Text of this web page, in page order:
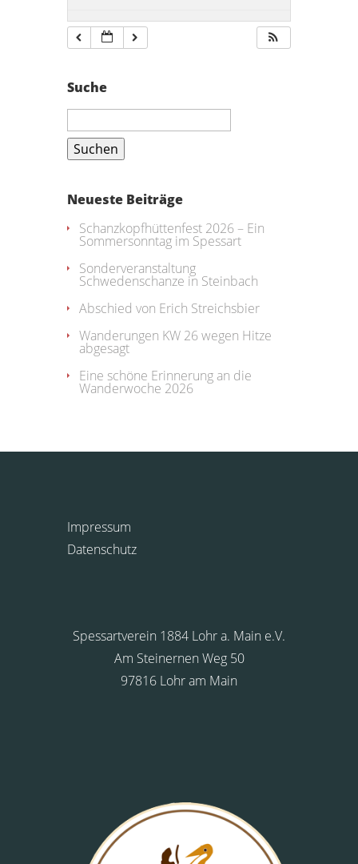
Suche
Suchen
Neueste Beiträge
Schanzkopfhüttenfest 2026 – Ein
Sommersonntag im Spessart
Sonderveranstaltung
Schwedenschanze in Steinbach
Abschied von Erich Streichsbier
Wanderungen KW 26 wegen Hitze
abgesagt
Eine schöne Erinnerung an die
Wanderwoche 2026
Impressum
Datenschutz
Spessartverein 1884 Lohr a. Main e.V.
Am Steinernen Weg 50
97816 Lohr am Main